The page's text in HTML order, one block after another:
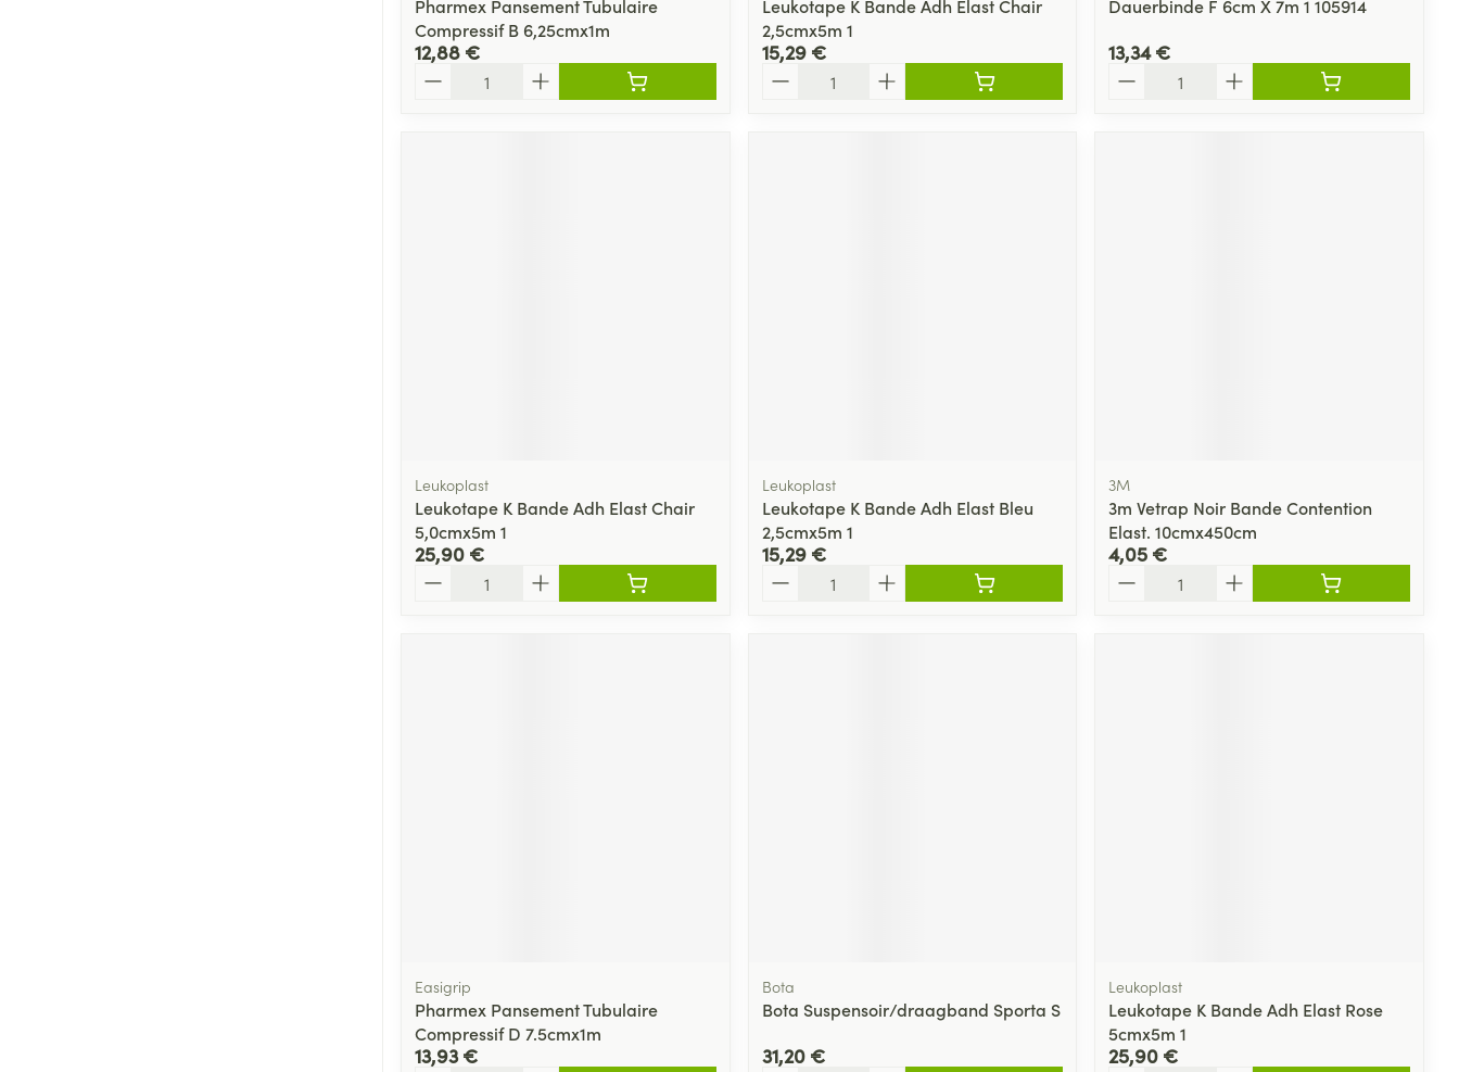
Pharmex Pansement Tubulaire
Compressif B 6,25cmx1m
12,88 €
Leukotape K Bande Adh Elast Chair
2,5cmx5m 1
15,29 €
Dauerbinde F 6cm X 7m 1 105914
13,34 €
Leukoplast
Leukotape K Bande Adh Elast Chair
5,0cmx5m 1
25,90 €
Leukoplast
Leukotape K Bande Adh Elast Bleu
2,5cmx5m 1
15,29 €
3M
3m Vetrap Noir Bande Contention
Elast. 10cmx450cm
4,05 €
Easigrip
Pharmex Pansement Tubulaire
Compressif D 7.5cmx1m
13,93 €
Bota
Bota Suspensoir/draagband Sporta S
31,20 €
Leukoplast
Leukotape K Bande Adh Elast Rose
5cmx5m 1
25,90 €